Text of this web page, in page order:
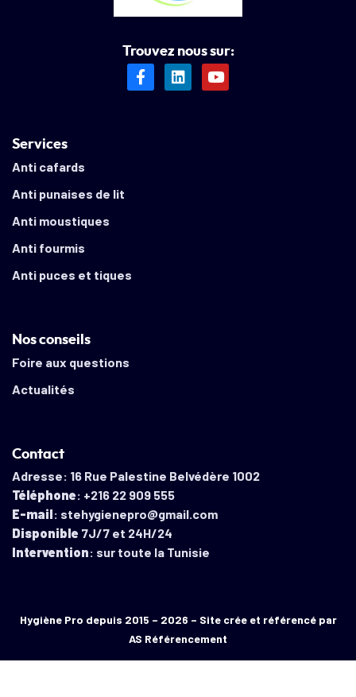
Trouvez nous sur:
Services
Anti cafards
Anti punaises de lit
Anti moustiques
Anti fourmis
Anti puces et tiques
Nos conseils
Foire aux questions
Actualités
Contact
Adresse: 16 Rue Palestine Belvédère 1002
Téléphone: +216 22 909 555
E-mail: stehygienepro@gmail.com
Disponible 7J/7 et 24H/24
Intervention: sur toute la Tunisie
Hygiène Pro depuis 2015 – 2026 – Site crée et référencé par
AS Référencement